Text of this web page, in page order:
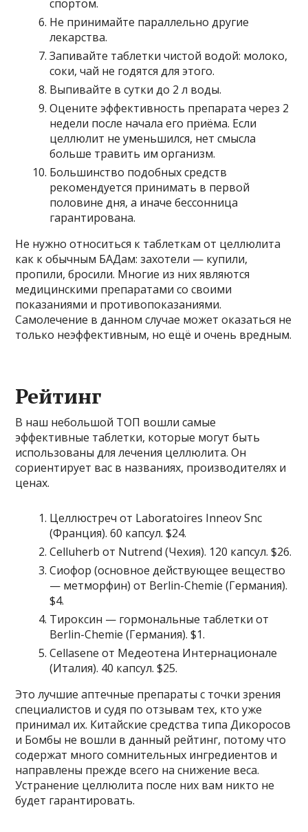
спортом.
Не принимайте параллельно другие
лекарства.
Запивайте таблетки чистой водой: молоко,
соки, чай не годятся для этого.
Выпивайте в сутки до 2 л воды.
Оцените эффективность препарата через 2
недели после начала его приёма. Если
целлюлит не уменьшился, нет смысла
больше травить им организм.
Большинство подобных средств
рекомендуется принимать в первой
половине дня, а иначе бессонница
гарантирована.
Не нужно относиться к таблеткам от целлюлита
как к обычным БАДам: захотели — купили,
пропили, бросили. Многие из них являются
медицинскими препаратами со своими
показаниями и противопоказаниями.
Самолечение в данном случае может оказаться не
только неэффективным, но ещё и очень вредным.
Рейтинг
В наш небольшой ТОП вошли самые
эффективные таблетки, которые могут быть
использованы для лечения целлюлита. Он
сориентирует вас в названиях, производителях и
ценах.
Целлюстреч от Laboratoires Inneov Snc
(Франция). 60 капсул. $24.
Celluherb от Nutrend (Чехия). 120 капсул. $26.
Сиофор (основное действующее вещество
— метморфин) от Berlin-Chemie (Германия).
$4.
Тироксин — гормональные таблетки от
Berlin-Chemie (Германия). $1.
Cellasene от Медеотена Интернационале
(Италия). 40 капсул. $25.
Это лучшие аптечные препараты с точки зрения
специалистов и судя по отзывам тех, кто уже
принимал их. Китайские средства типа Дикоросов
и Бомбы не вошли в данный рейтинг, потому что
содержат много сомнительных ингредиентов и
направлены прежде всего на снижение веса.
Устранение целлюлита после них вам никто не
будет гарантировать.